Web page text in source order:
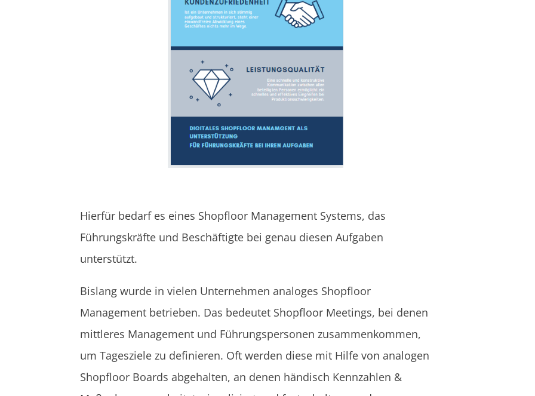
Hierfür bedarf es eines Shopfloor Management Systems, das
Führungskräfte und Beschäftigte bei genau diesen Aufgaben
unterstützt.
Bislang wurde in vielen Unternehmen analoges Shopfloor
Management betrieben. Das bedeutet Shopfloor Meetings, bei denen
mittleres Management und Führungspersonen zusammenkommen,
um Tagesziele zu definieren. Oft werden diese mit Hilfe von analogen
Shopfloor Boards abgehalten, an denen händisch Kennzahlen &